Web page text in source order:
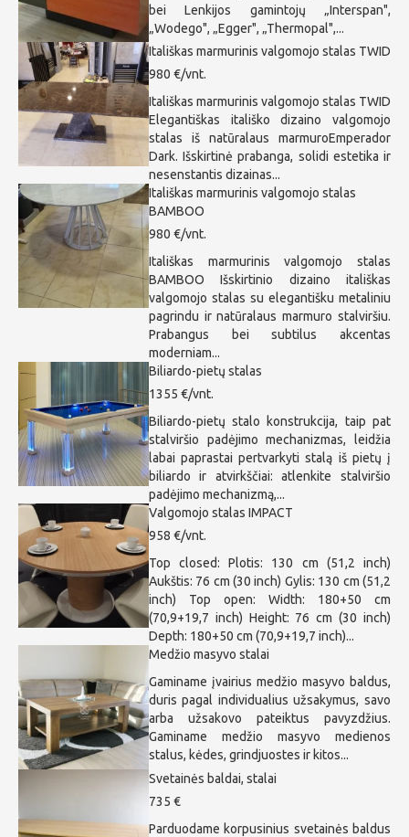
bei Lenkijos gamintojų „Interspan",
„Wodego", „Egger", „Thermopal",...
Itališkas marmurinis valgomojo stalas TWID
980 €/vnt.
Itališkas marmurinis valgomojo stalas TWID
Elegantiškas itališko dizaino valgomojo
stalas iš natūralaus marmuroEmperador
Dark. Išskirtinė prabanga, solidi estetika ir
nesenstantis dizainas...
Itališkas marmurinis valgomojo stalas
BAMBOO
980 €/vnt.
Itališkas marmurinis valgomojo stalas
BAMBOO Išskirtinio dizaino itališkas
valgomojo stalas su elegantišku metaliniu
pagrindu ir natūralaus marmuro stalviršiu.
Prabangus bei subtilus akcentas
moderniam...
Biliardo-pietų stalas
1355 €/vnt.
Biliardo-pietų stalo konstrukcija, taip pat
stalviršio padėjimo mechanizmas, leidžia
labai paprastai pertvarkyti stalą iš pietų į
biliardo ir atvirkščiai: atlenkite stalviršio
padėjimo mechanizmą,...
Valgomojo stalas IMPACT
958 €/vnt.
Top closed: Plotis: 130 cm (51,2 inch)
Aukštis: 76 cm (30 inch) Gylis: 130 cm (51,2
inch) Top open: Width: 180+50 cm
(70,9+19,7 inch) Height: 76 cm (30 inch)
Depth: 180+50 cm (70,9+19,7 inch)...
Medžio masyvo stalai
Gaminame įvairius medžio masyvo baldus,
duris pagal individualius užsakymus, savo
arba užsakovo pateiktus pavyzdžius.
Gaminame medžio masyvo medienos
stalus, kėdes, grindjuostes ir kitos...
Svetainės baldai, stalai
735 €
Parduodame korpusinius svetainės baldus